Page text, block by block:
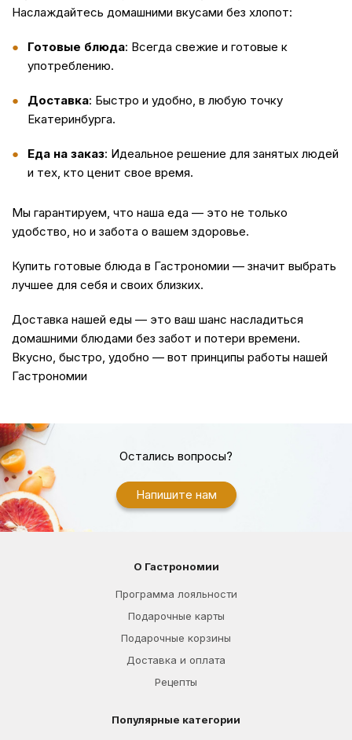
Наслаждайтесь домашними вкусами без хлопот:
Готовые блюда: Всегда свежие и готовые к
употреблению.
Доставка: Быстро и удобно, в любую точку
Екатеринбурга.
Еда на заказ: Идеальное решение для занятых людей
и тех, кто ценит свое время.
Мы гарантируем, что наша еда — это не только
удобство, но и забота о вашем здоровье.
Купить готовые блюда в Гастрономии — значит выбрать
лучшее для себя и своих близких.
Доставка нашей еды — это ваш шанс насладиться
домашними блюдами без забот и потери времени.
Вкусно, быстро, удобно — вот принципы работы нашей
Гастрономии
Остались вопросы?
Напишите нам
О Гастрономии
Программа лояльности
Подарочные карты
Подарочные корзины
Доставка и оплата
Рецепты
Популярные категории